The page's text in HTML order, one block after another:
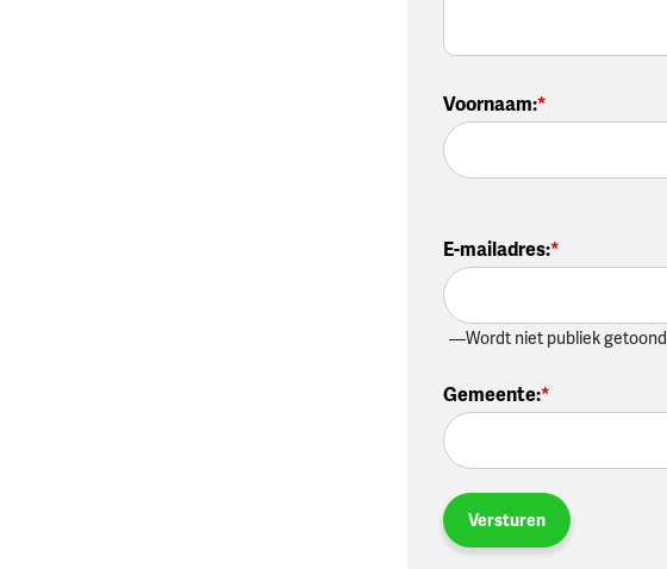
Voornaam:
E-mailadres:
Wordt niet publiek getoond
Gemeente:
Versturen